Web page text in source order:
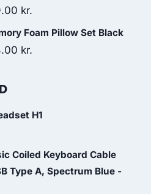
kr.
price
Foam Pillow Set Black
kr.
H1
Coiled Keyboard Cable
Type A, Spectrum Blue -